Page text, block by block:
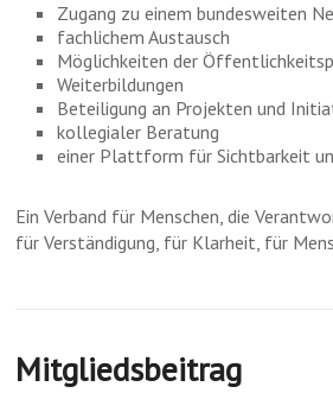
Zugang zu einem bundesweiten
fachlichem Austausch
Möglichkeiten der
Weiterbildungen
Beteiligung an Projekten und
kollegialer Beratung
einer Plattform für Sichtbarkeit
Ein Verband für Menschen, die
für Verständigung, für Klarheit, für
Mitgliedsbeitrag